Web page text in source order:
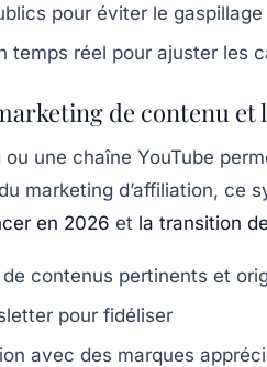
pour éviter le
temps réel pour ajuster les
de contenu et
une chaîne YouTube
marketing d’affiliation, ce
en 2026 et la transition
contenus pertinents et
pour fidéliser
avec des marques